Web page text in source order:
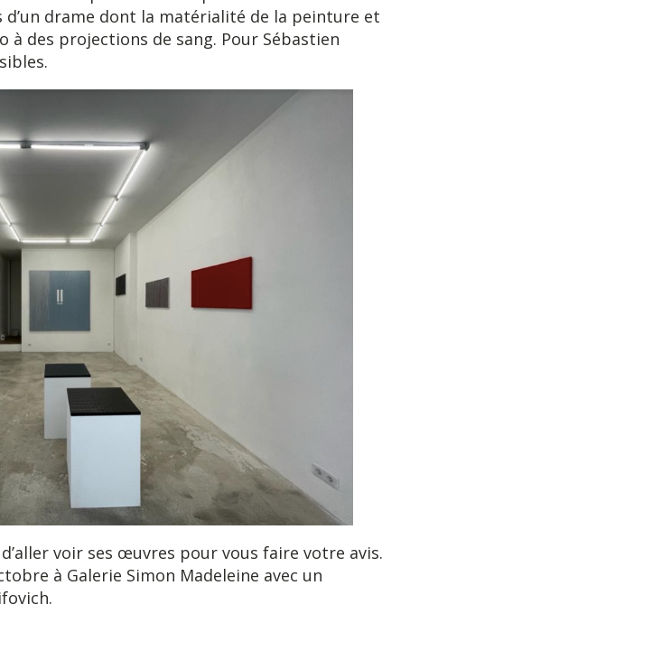
drame dont la matérialité de la peinture et
à des projections de sang. Pour Sébastien
voir ses œuvres pour vous faire votre avis.
à Galerie Simon Madeleine avec un